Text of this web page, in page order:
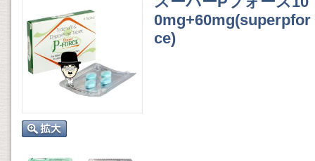
0mg+60mg(superpfor
ce)